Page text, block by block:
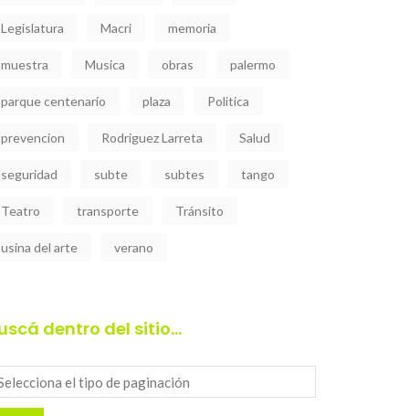
Legislatura Macri memoria
muestra Musica obras palermo
parque centenario plaza Politica
prevencion Rodriguez Larreta Salud
seguridad subte subtes tango
Teatro transporte Tránsito
usina del arte verano
dentro del sitio…